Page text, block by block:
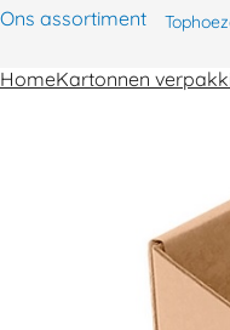
Ons assortiment
HomeKartonnen